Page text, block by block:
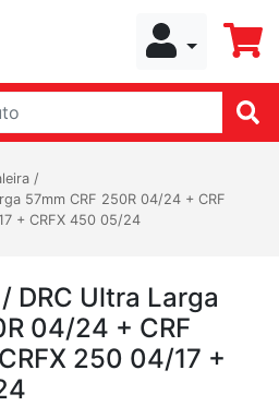
/
57mm CRF 250R 04/24 + CRF
+ CRFX 450 05/24
DRC Ultra Larga
04/24 + CRF
250 04/17 +